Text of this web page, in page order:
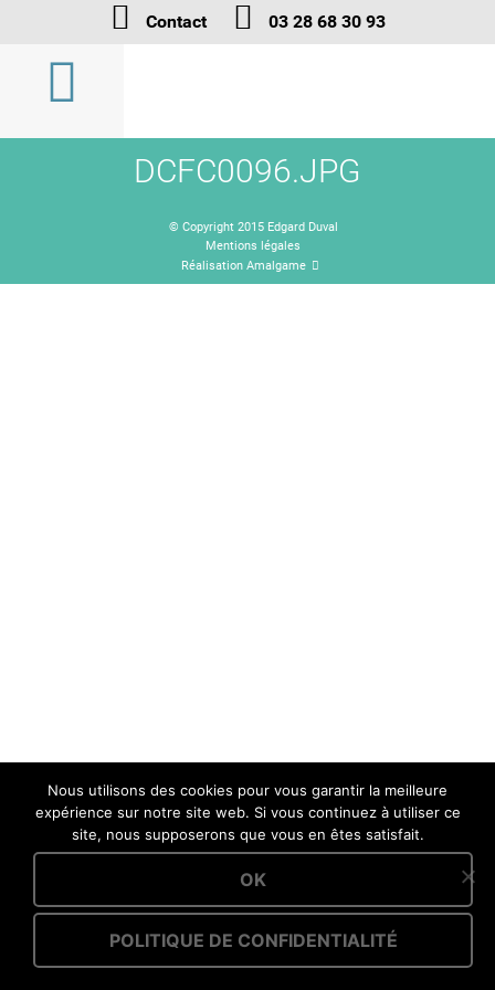
Contact 03 28 68 30 93
DCFC0096.JPG
© Copyright 2015 Edgard Duval
Mentions légales
Réalisation Amalgame
Nous utilisons des cookies pour vous garantir la meilleure
expérience sur notre site web. Si vous continuez à utiliser ce
site, nous supposerons que vous en êtes satisfait.
OK
POLITIQUE DE CONFIDENTIALITÉ